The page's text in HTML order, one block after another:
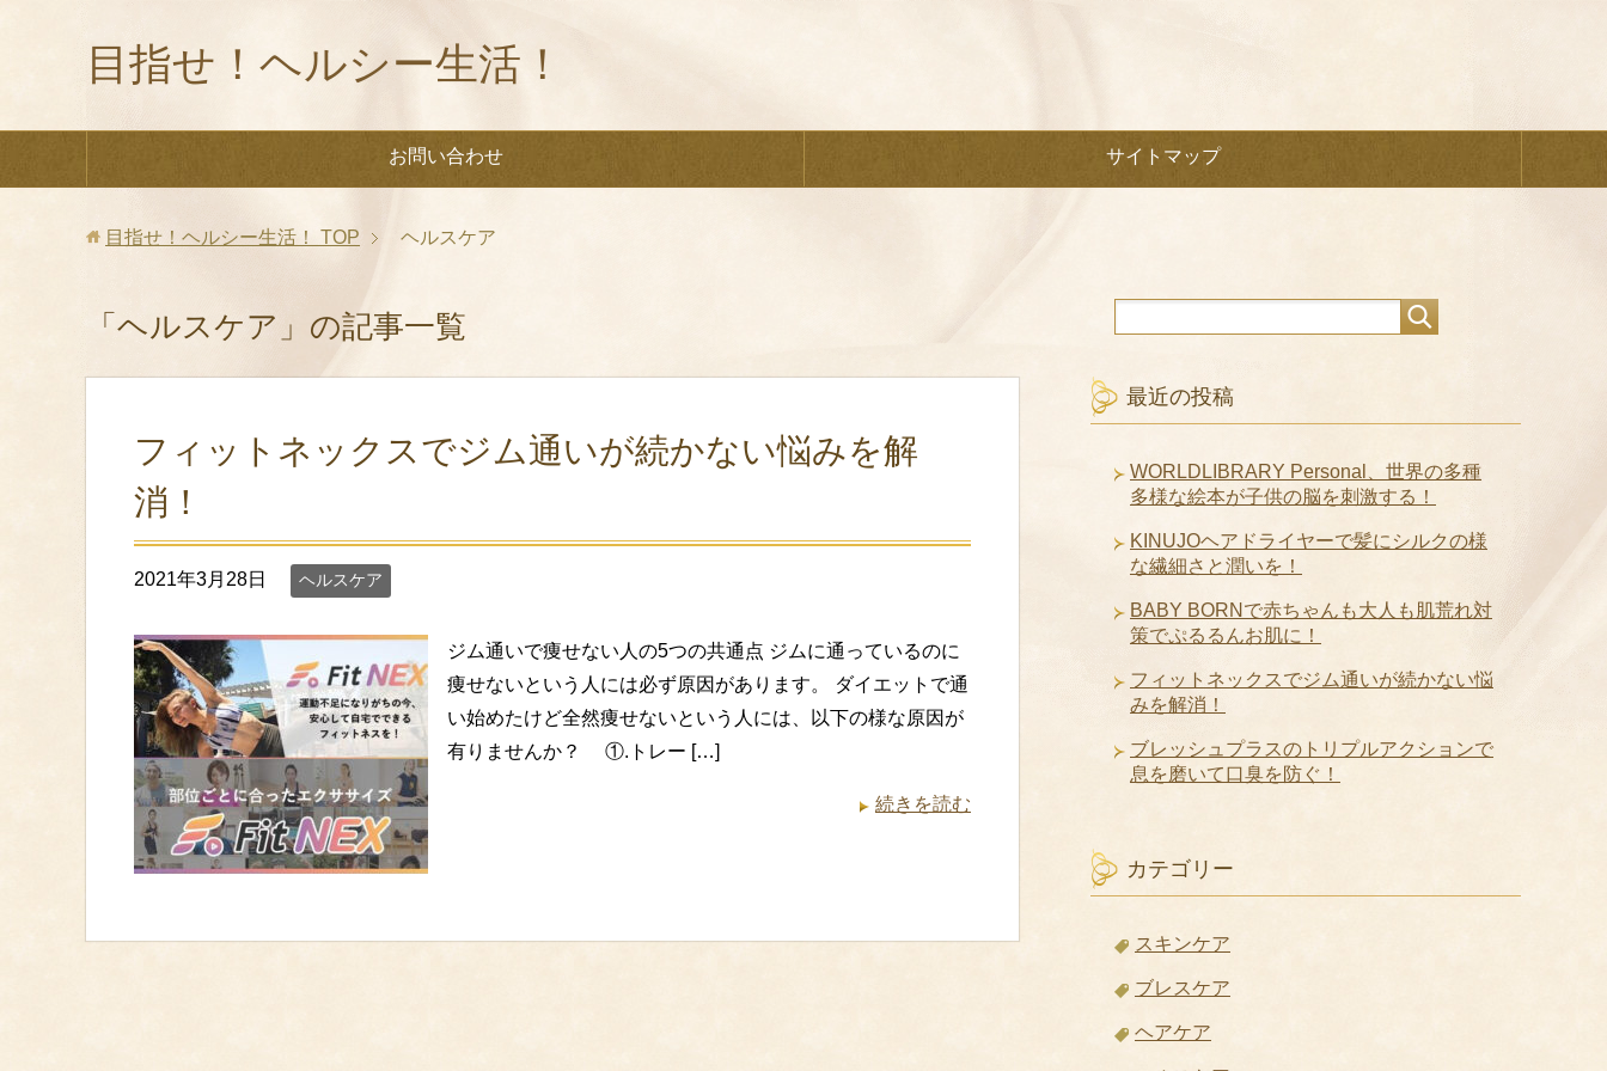
目指せ！ヘルシー生活！
お問い合わせ サイトマップ
目指せ！ヘルシー生活！ TOP ヘルスケア
「ヘルスケア」の記事一覧
フィットネックスでジム通いが続かない悩みを解
消！
2021年3月28日 ヘルスケア
ジム通いで痩せない人の5つの共通点 ジムに通っているのに
痩せないという人には必ず原因があります。 ダイエットで通
い始めたけど全然痩せないという人には、以下の様な原因が
有りませんか？ ①.トレー […]
続きを読む
最近の投稿
WORLDLIBRARY Personal、世界の多種
多様な絵本が子供の脳を刺激する！
KINUJOヘアドライヤーで髪にシルクの様
な繊細さと潤いを！
BABY BORNで赤ちゃんも大人も肌荒れ対
策でぷるるんお肌に！
フィットネックスでジム通いが続かない悩
みを解消！
ブレッシュプラスのトリプルアクションで
息を磨いて口臭を防ぐ！
カテゴリー
スキンケア
ブレスケア
ヘアケア